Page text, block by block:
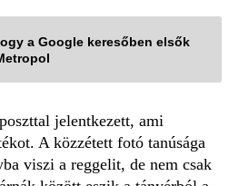
a Google keresőben elsők
jelentkezett, ami
A közzétett fotó tanúsága
viszi a reggelit, de nem csak